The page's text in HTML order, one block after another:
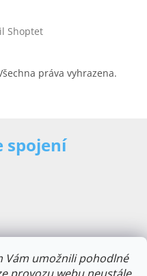
Vám umožnili pohodlné
Shoptet
práva vyhrazena.
spojení